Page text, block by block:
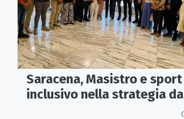
Saracena, Masistro e sport
inclusivo nella strategia da
milioni contro lo